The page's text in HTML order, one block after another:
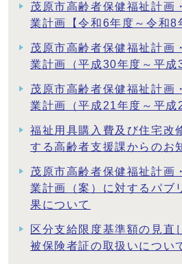
茂原市高齢者保健福祉計画
業計画【令和6年度～令和8
茂原市高齢者保健福祉計画
業計画（平成30年度～平成
茂原市高齢者保健福祉計画
業計画（平成21年度～平成
福祉用具購入費及び住宅改
する高齢者支援課からのお
茂原市高齢者保健福祉計画
業計画（案）に対するパブ
果について
区分支給限度基準額の見直
被保険者証の取扱いについ